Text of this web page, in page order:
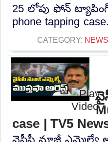
25 లోపు ఫోన్ ట్యాపింగ్
phone tapping
CATEGORY: NEWS
case | TV5
వైసీపీ మాజీ ఎమ్మెల్యే